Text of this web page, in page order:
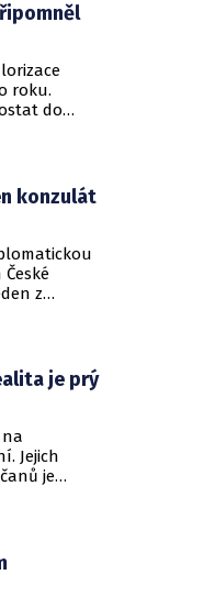
roku.
do
konzulát
z
je prý
Jejich
je